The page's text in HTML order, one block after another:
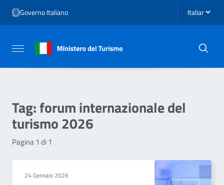
Vai al menu di navigazione
Vai al footer
Governo Italiano Seleziona
Attiva / disattiva la navigazione
Tag:forum internazionale del
turismo 2026
Pagina 1 di 1
24 Gennaio 2026